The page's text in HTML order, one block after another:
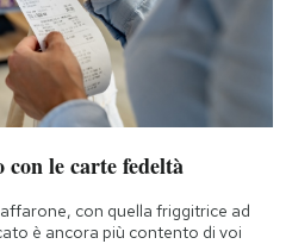
con le carte fedeltà
con quella friggitrice ad
è ancora più contento di voi